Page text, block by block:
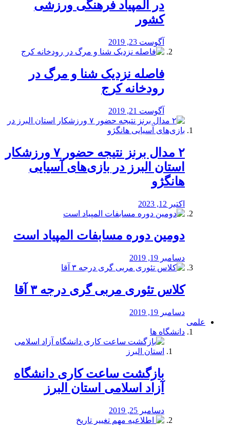
در المپیاد فرهنگی ورزشی
کشور
آگوست 23, 2019
️فاصله نزدیک شنا و مرگ در
رودخانه کرج
آگوست 21, 2019
۲ مدال برنز نتیجه حضور ۷ ورزشکار
استان البرز در بازی‌های آسیایی
هانگژو
اکتبر 12, 2023
دومین دوره مسابفات المپیاد است
دسامبر 19, 2019
کلاس تئوری مربی گری درجه ۳ آقا
دسامبر 19, 2019
علمی
دانشگاه ها
بازگشت ساعت کاری دانشگاه
آزاد اسلامی استان البرز
دسامبر 25, 2019